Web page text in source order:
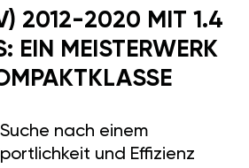
2012-2020 MIT 1.4
EIN MEISTERWERK
nach einem
und Effizienz